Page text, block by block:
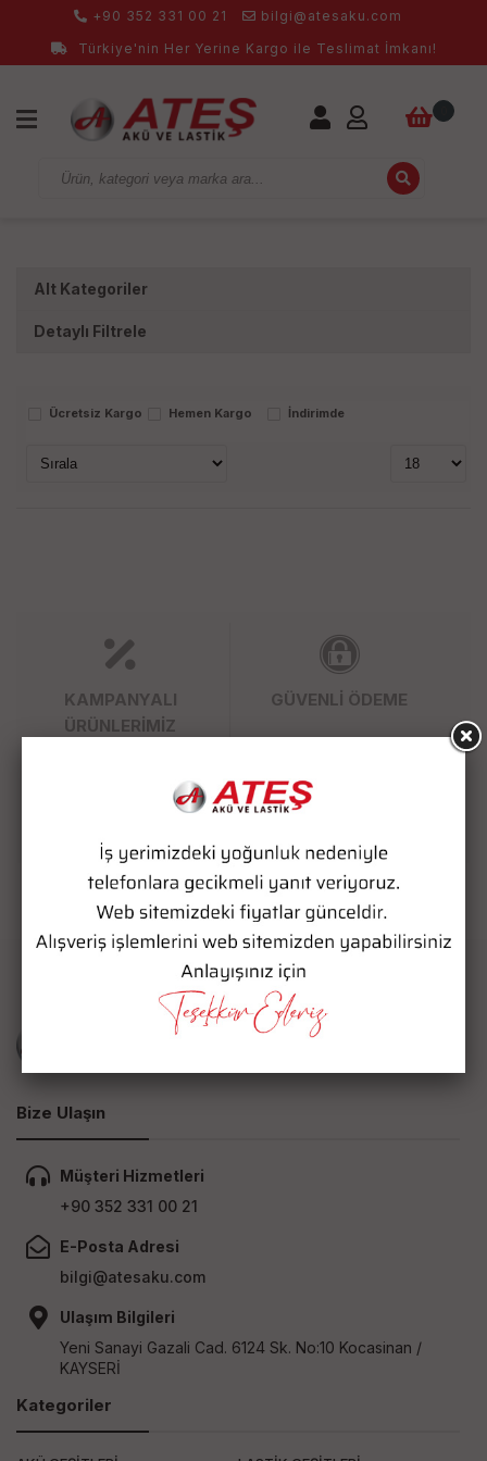
+90 352 331 00 21
bilgi@atesaku.com
Türkiye'nin Her Yerine Kargo ile Teslimat İmkanı!
Alt Kategoriler
Detaylı Filtrele
stokta var
Ücretsiz Kargo Hemen Kargo İndirimde
KAMPANYALI
ÜRÜNLERİMİZ
GÜVENLİ ÖDEME
Bize Ulaşın
Müşteri Hizmetleri
+90 352 331 00 21
E-Posta Adresi
bilgi@atesaku.com
Ulaşım Bilgileri
Yeni Sanayi Gazali Cad. 6124 Sk. No:10 Kocasinan /
KAYSERİ
Kategoriler